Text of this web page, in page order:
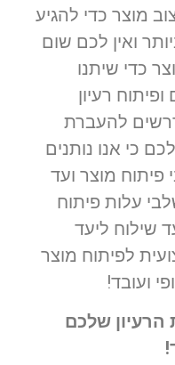
מוצר כדי להגיע
ואין לכם שום
כדי שיתנו
רעיון
להעברת
כי אנו נותנים
פיתוח מוצר ועד
עלות פיתוח
שילוח ליעד
לפיתוח מוצר
ועובד!
שלכם